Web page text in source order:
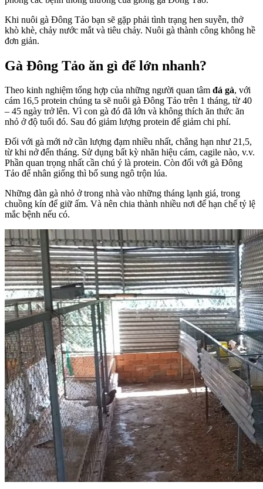
Khi nuôi gà Đông Tảo bạn sẽ gặp phải tình trạng hen suyễn, thở
khò khè, chảy nước mắt và tiêu chảy. Nuôi gà thành công không hề
đơn giản.
Gà Đông Tảo ăn gì để lớn nhanh?
Theo kinh nghiệm tổng hợp của những người quan tâm đá gà, với
cám 16,5 protein chúng ta sẽ nuôi gà Đông Tảo trên 1 tháng, từ 40
– 45 ngày trở lên. Vì con gà đó đã lớn và không thích ăn thức ăn
nhỏ ở độ tuổi đó. Sau đó giảm lượng protein để giảm chi phí.
Đối với gà mới nở cần lượng đạm nhiều nhất, chẳng hạn như 21,5,
từ khi nở đến tháng. Sử dụng bất kỳ nhãn hiệu cám, cagile nào, v.v.
Phần quan trọng nhất cần chú ý là protein. Còn đối với gà Đông
Tảo để nhân giống thì bổ sung ngô trộn lúa.
Những đàn gà nhỏ ở trong nhà vào những tháng lạnh giá, trong
chuồng kín để giữ ấm. Và nên chia thành nhiều nơi để hạn chế tỷ lệ
mắc bệnh nếu có.